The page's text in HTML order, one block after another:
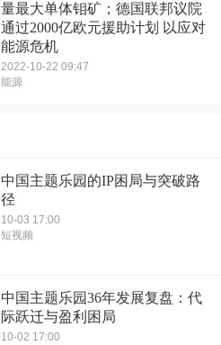
量最大单体钼矿；德国联邦议院
通过2000亿欧元援助计划 以应对
能源危机
2022-10-22 09:47
能源
中国主题乐园的IP困局与突破路
径
10-03 17:00
短视频
中国主题乐园36年发展复盘：代
际跃迁与盈利困局
10-02 17:00